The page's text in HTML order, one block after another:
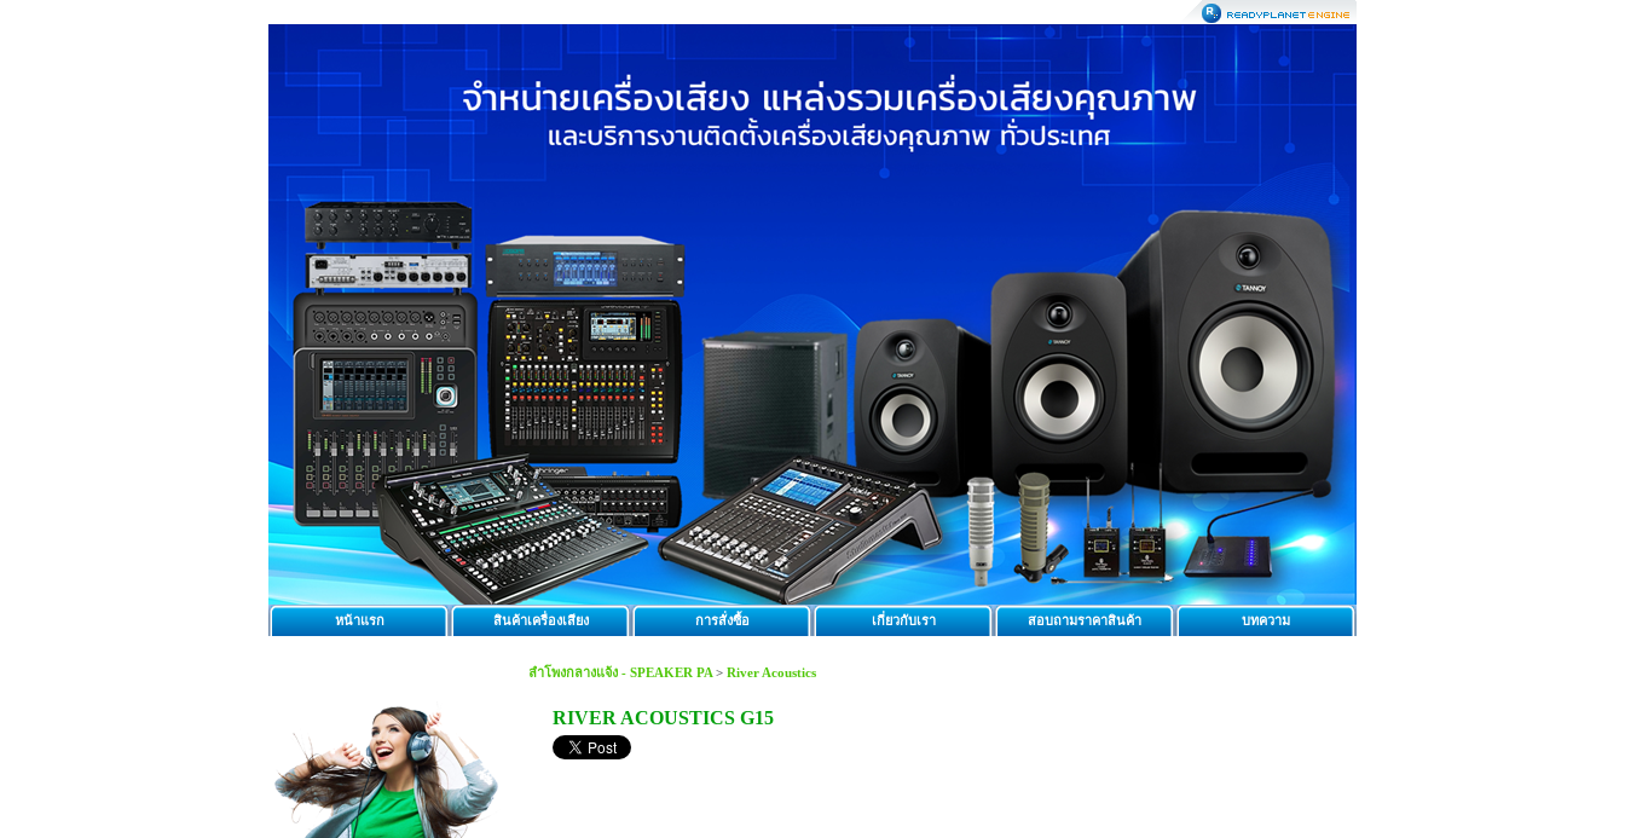
หน้าแรก สินค้าเครื่องเสียง การสั่งซื้อ เกี่ยวกับเรา สอบถามราคาสินค้า บทความ
ลำโพงกลางแจ้ง - SPEAKER PA > River Acoustics
RIVER ACOUSTICS G15